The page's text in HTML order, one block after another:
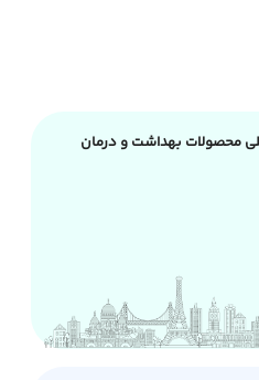
محصولات بهداشت و درمان